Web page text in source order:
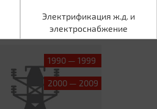
Электрификация ж.д. и
электроснабжение
Электрификация ж.д. и
электроснабжение
1990 — 1999
2000 — 2009